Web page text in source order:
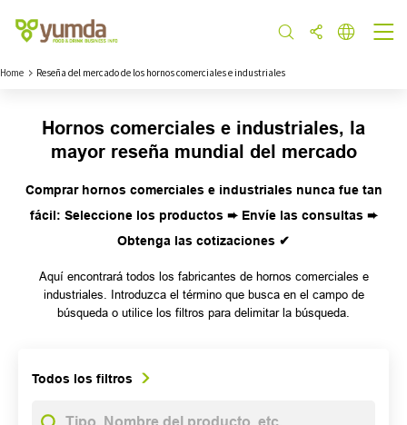
Home Reseña del mercado de los hornos comerciales e industriales
Hornos comerciales e industriales, la
mayor reseña mundial del mercado
Comprar hornos comerciales e industriales nunca fue tan
fácil: Seleccione los productos ➨ Envíe las consultas ➨
Obtenga las cotizaciones ✔
Aquí encontrará todos los fabricantes de hornos comerciales e
industriales. Introduzca el término que busca en el campo de
búsqueda o utilice los filtros para delimitar la búsqueda.
Todos los filtros